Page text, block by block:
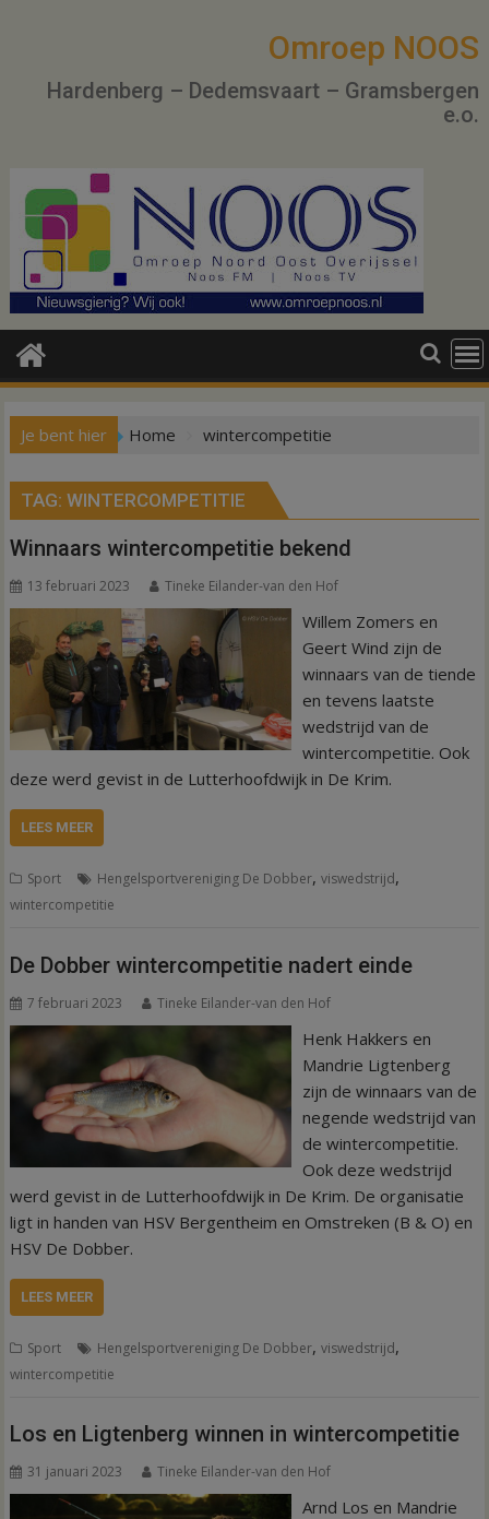
Omroep NOOS
Hardenberg – Dedemsvaart – Gramsbergen
e.o.
Je bent hier Home wintercompetitie
TAG:WINTERCOMPETITIE
Winnaars wintercompetitie bekend
13 februari 2023 Tineke Eilander-van den Hof
Willem Zomers en
Geert Wind zijn de
winnaars van de tiende
en tevens laatste
wedstrijd van de
wintercompetitie. Ook
deze werd gevist in de Lutterhoofdwijk in De Krim.
LEES MEER
Sport Hengelsportvereniging De Dobber,viswedstrijd,
wintercompetitie
De Dobber wintercompetitie nadert einde
7 februari 2023 Tineke Eilander-van den Hof
Henk Hakkers en
Mandrie Ligtenberg
zijn de winnaars van de
negende wedstrijd van
de wintercompetitie.
Ook deze wedstrijd
werd gevist in de Lutterhoofdwijk in De Krim. De organisatie
ligt in handen van HSV Bergentheim en Omstreken (B & O) en
HSV De Dobber.
LEES MEER
Sport Hengelsportvereniging De Dobber,viswedstrijd,
wintercompetitie
Los en Ligtenberg winnen in wintercompetitie
31 januari 2023 Tineke Eilander-van den Hof
Arnd Los en Mandrie